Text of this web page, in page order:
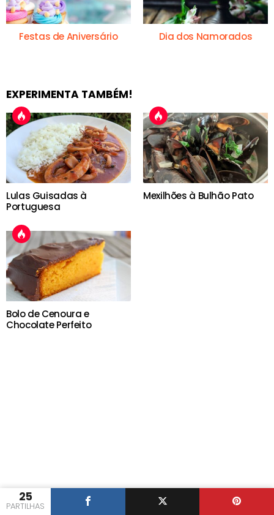
25
PARTILHAS
Festas de Aniversário Dia dos Namorados
EXPERIMENTA TAMBÉM!
Lulas Guisadas à
Portuguesa
Mexilhões à Bulhão Pato
Bolo de Cenoura e
Chocolate Perfeito